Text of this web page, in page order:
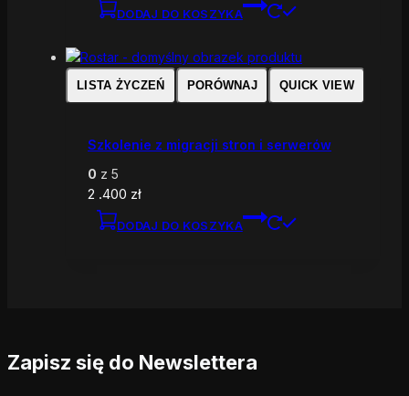
DODAJ DO KOSZYKA
LISTA ŻYCZEŃ PORÓWNAJ QUICK VIEW
Szkolenie z migracji stron i serwerów
0 z 5
2 .400 zł
DODAJ DO KOSZYKA
Zapisz się do Newslettera